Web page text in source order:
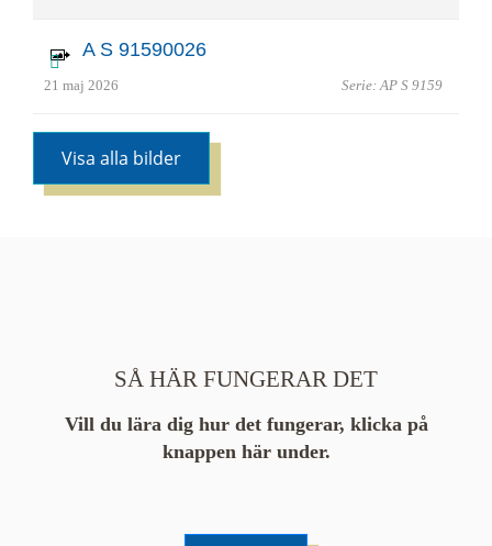
A S 91590026
21 maj 2026 Serie: AP S 9159
Visa alla bilder
SÅ HÄR FUNGERAR DET
Vill du lära dig hur det fungerar, klicka på
knappen här under.